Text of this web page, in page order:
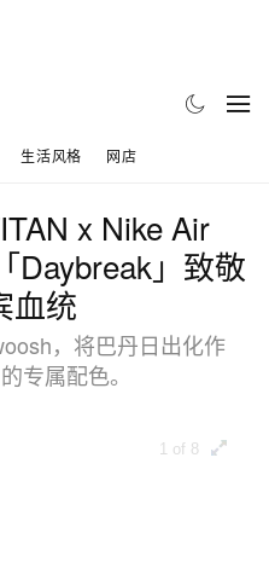
生活风格 网店
x Nike Air
Daybreak」致敬
血统
，将巴丹日出化作
专属配色。
1 of 8